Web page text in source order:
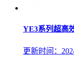
YE3系列超高
更新时间：